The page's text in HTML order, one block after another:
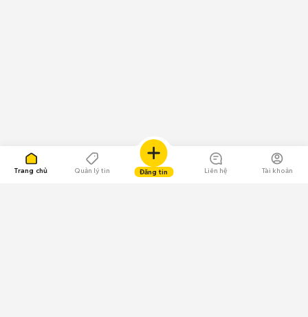
Trang chủ Quản lý tin Đăng tin Liên hệ Tài khoản